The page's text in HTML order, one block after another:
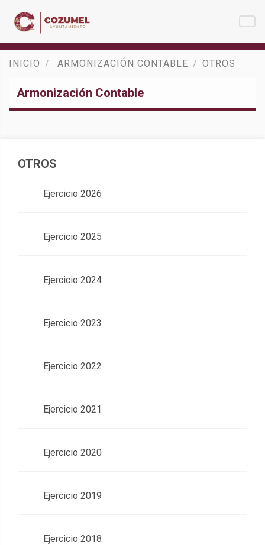
INICIO ARMONIZACIÓN CONTABLE OTROS
Armonización Contable
OTROS
Ejercicio 2026
Ejercicio 2025
Ejercicio 2024
Ejercicio 2023
Ejercicio 2022
Ejercicio 2021
Ejercicio 2020
Ejercicio 2019
Ejercicio 2018